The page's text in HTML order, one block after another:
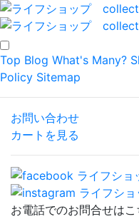
Top Blog What's Many?
Policy Sitemap
お問い合わせ
カートを見る
お電話でのお問合せはこ